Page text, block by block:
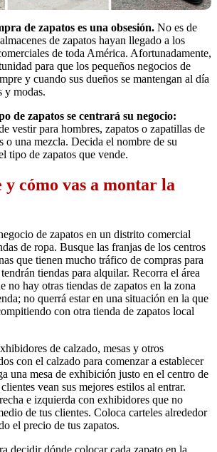
de zapatos es una obsesión. No es de
de zapatos hayan llegado a los
de toda América. Afortunadamente,
para que los pequeños negocios de
y cuando sus dueños se mantengan al día
y modas.
de zapatos se centrará su negocio:
vestir para hombres, zapatos o zapatillas de
o una mezcla. Decida el nombre de su
tipo de zapatos que vende.
y cómo vas a montar la
de zapatos en un distrito comercial
de ropa. Busque las franjas de los centros
que tienen mucho tráfico de compras para
tiendas para alquilar. Recorra el área
no hay otras tiendas de zapatos en la zona
no querrá estar en una situación en la que
con otra tienda de zapatos local
de calzado, mesas y otros
con el calzado para comenzar a establecer
una mesa de exhibición justo en el centro de
vean sus mejores estilos al entrar.
e izquierda con exhibidores que no
de tus clientes. Coloca carteles alrededor
el precio de tus zapatos.
decidir dónde colocar cada zapato en la